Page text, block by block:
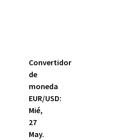
Convertidor
de
moneda
EUR/USD:
Mié,
27
May.